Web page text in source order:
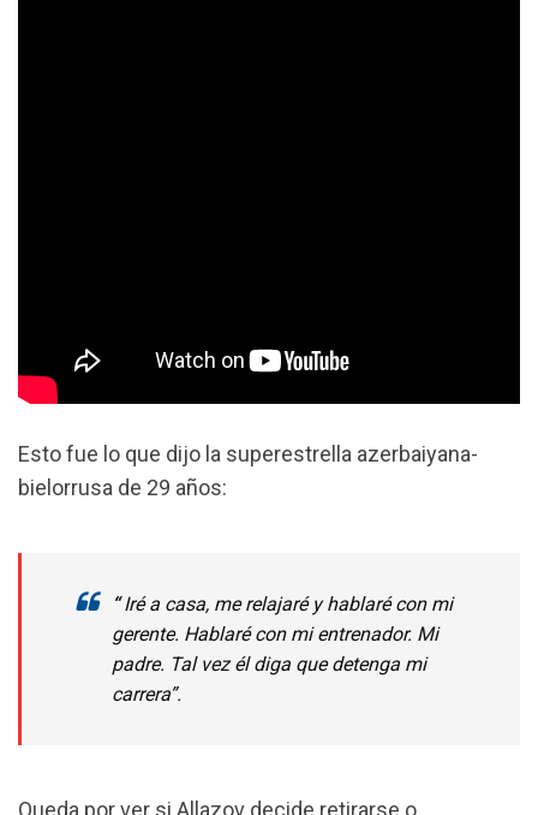
Esto fue lo que dijo la superestrella azerbaiyana-
bielorrusa de 29 años:
“Iré a casa, me relajaré y hablaré con mi
gerente. Hablaré con mi entrenador. Mi
padre. Tal vez él diga que detenga mi
carrera”.
Queda por ver si Allazov decide retirarse o